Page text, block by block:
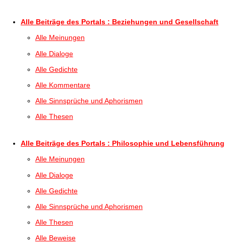
Alle Beiträge des Portals : Beziehungen und Gesellschaft
Alle Meinungen
Alle Dialoge
Alle Gedichte
Alle Kommentare
Alle Sinnsprüche und Aphorismen
Alle Thesen
Alle Beiträge des Portals : Philosophie und Lebensführung
Alle Meinungen
Alle Dialoge
Alle Gedichte
Alle Sinnsprüche und Aphorismen
Alle Thesen
Alle Beweise